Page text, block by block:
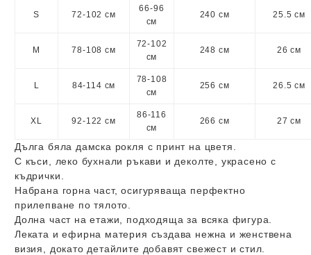
S 72-102 см
66-96
см
240 см 25.5 см
M 78-108 см
72-102
см
248 см 26 см
L 84-114 см
78-108
см
256 см 26.5 см
XL 92-122 см
86-116
см
266 см 27 см
Дълга бяла дамска рокля с принт на цветя.
С къси, леко бухнали ръкави и деколте, украсено с
къдрички.
Набрана горна част, осигуряваща перфектно
прилепване по тялото.
Долна част на етажи, подходяща за всяка фигура.
Леката и ефирна материя създава нежна и женствена
визия, докато детайлите добавят свежест и стил.